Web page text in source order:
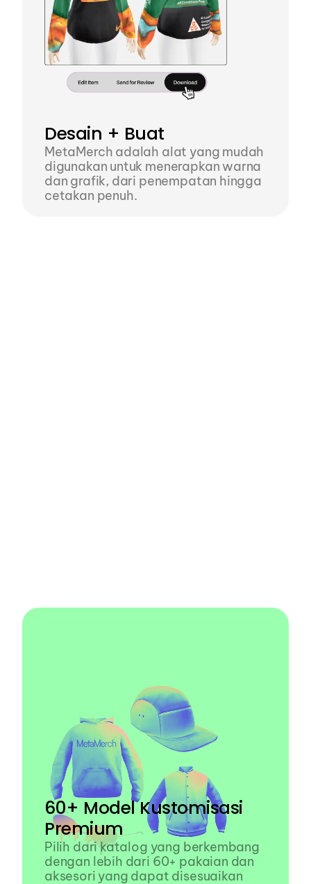
Desain + Buat
MetaMerch adalah alat yang mudah
digunakan untuk menerapkan warna
dan grafik, dari penempatan hingga
cetakan penuh.
60+ Model Kustomisasi
Premium
Pilih dari katalog yang berkembang
dengan lebih dari 60+ pakaian dan
aksesori yang dapat disesuaikan